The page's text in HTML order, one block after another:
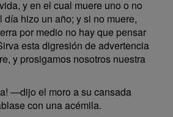
y en el cual muere uno o no
día hizo un año; y si no muere,
por medio no hay que pensar
esta digresión de advertencia
y prosigamos nosotros nuestra
—dijo el moro a su cansada
con una acémila.